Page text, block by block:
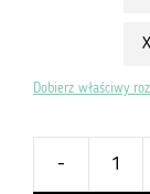
Dobierz właściwy
-